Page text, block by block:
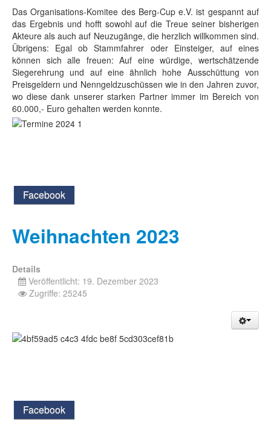
Das Organisations-Komitee des Berg-Cup e.V. ist gespannt auf
das Ergebnis und hofft sowohl auf die Treue seiner bisherigen
Akteure als auch auf Neuzugänge, die herzlich willkommen sind.
Übrigens: Egal ob Stammfahrer oder Einsteiger, auf eines
können sich alle freuen: Auf eine würdige, wertschätzende
Siegerehrung und auf eine ähnlich hohe Ausschüttung von
Preisgeldern und Nenngeldzuschüssen wie in den Jahren zuvor,
wo diese dank unserer starken Partner immer im Bereich von
60.000,- Euro gehalten werden konnte.
Facebook
Weihnachten 2023
Details
Veröffentlicht: 19. Dezember 2023
Zugriffe: 25245
Facebook